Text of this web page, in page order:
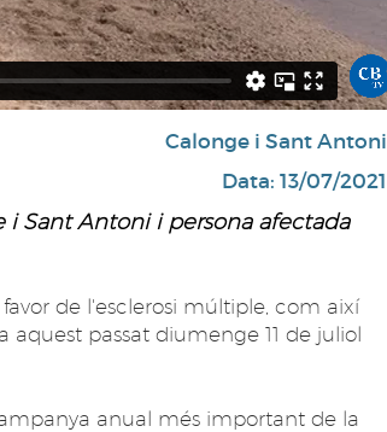
Calonge i Sant Antoni
Data: 13/07/2021
i Sant Antoni i persona afectada
de l'esclerosi múltiple, com així
passat diumenge 11 de juliol
anual més important de la